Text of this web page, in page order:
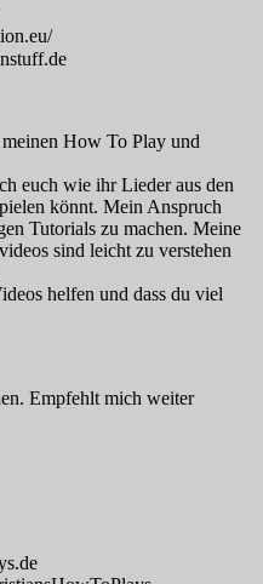
How To Play und
euch wie ihr Lieder aus den
könnt. Mein Anspruch
Tutorials zu machen. Meine
sind leicht zu verstehen
helfen und dass du viel
Empfehlt mich weiter